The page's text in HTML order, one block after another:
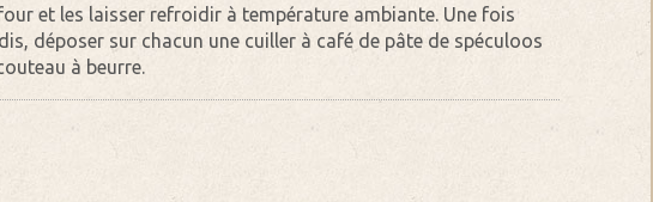
et les laisser refroidir à température ambiante. Une fois
déposer sur chacun une cuiller à café de pâte de spéculoos
à beurre.